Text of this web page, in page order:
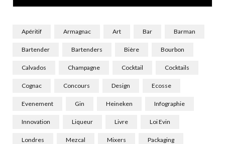
Apéritif Armagnac Art Bar Barman
Bartender Bartenders Bière Bourbon
Calvados Champagne Cocktail Cocktails
Cognac Concours Design Ecosse
Evenement Gin Heineken Infographie
Innovation Liqueur Livre Loi Evin
Londres Mezcal Mixers Packaging